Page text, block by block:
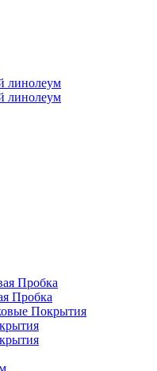
линолеум
линолеум
Пробка
Пробка
Покрытия